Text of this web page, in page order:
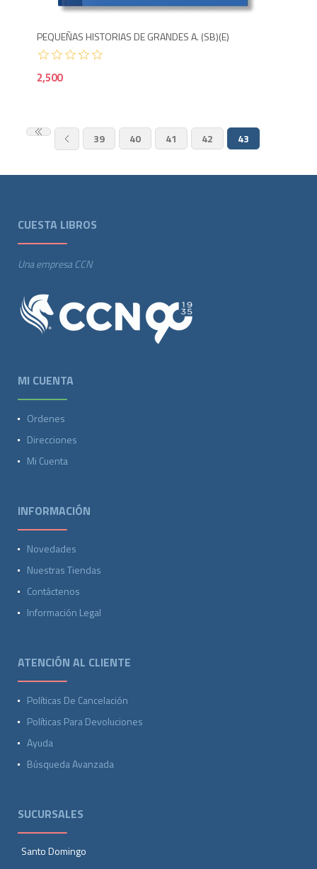
PEQUEÑAS HISTORIAS DE GRANDES A. (SB)(E)
2,500
39 40 41 42 43
CUESTA LIBROS
Una empresa CCN
MI CUENTA
Ordenes
Direcciones
Mi Cuenta
INFORMACIÓN
Novedades
Nuestras Tiendas
Contáctenos
Información Legal
ATENCIÓN AL CLIENTE
Políticas De Cancelación
Políticas Para Devoluciones
Ayuda
Búsqueda Avanzada
SUCURSALES
Santo Domingo